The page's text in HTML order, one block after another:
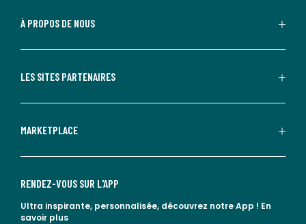
À PROPOS DE NOUS
LES SITES PARTENAIRES
MARKETPLACE
RENDEZ-VOUS SUR L'APP
Ultra inspirante, personnalisée, découvrez notre App ! En
savoir plus